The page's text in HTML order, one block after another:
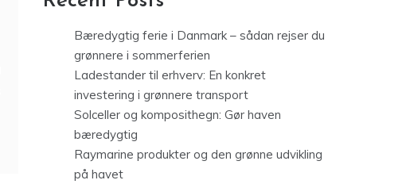
Bæredygtig ferie i Danmark – sådan rejser du
grønnere i sommerferien
Ladestander til erhverv: En konkret
investering i grønnere transport
Solceller og komposithegn: Gør haven
bæredygtig
Raymarine produkter og den grønne udvikling
på havet